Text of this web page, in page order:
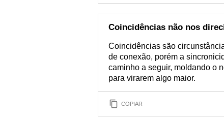
Coincidências não nos
Coincidências são
de conexão, porém a
caminho a seguir, moldando o
para virarem algo maior.
COPIAR